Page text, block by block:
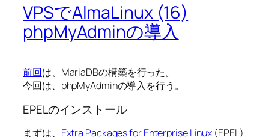
VPSでAlmaLinux (16)
phpMyAdminの導入
前回は、MariaDBの構築を行った。
今回は、phpMyAdminの導入を行う。
EPELのインストール
まずは、 Extra Packages for Enterprise Linux (EPEL)